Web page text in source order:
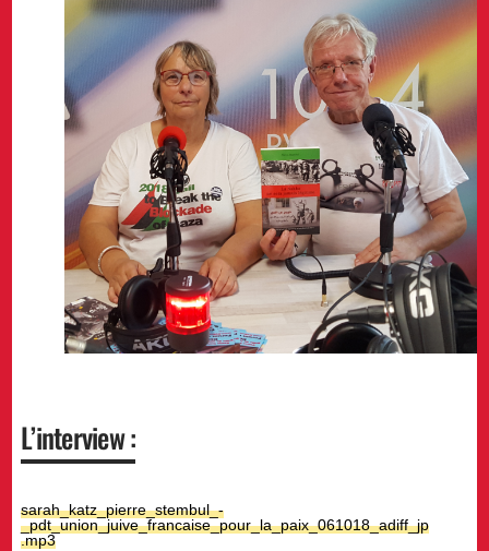
L’interview :
sarah_katz_pierre_stembul_-
_pdt_union_juive_francaise_pour_la_paix_061018_adiff_jp
.mp3